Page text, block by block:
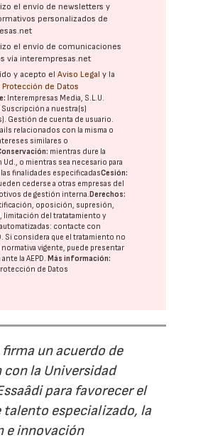
el envío de newsletters y
personalizados de
el envío de comunicaciones
vía interempresas.net
y acepto elAviso Legal y la
Protección de Datos
Interempresas Media, S.L.U.
Suscripción a nuestra(s)
Gestión de cuenta de usuario.
relacionados con la misma o
similares o
mientras dure la
o mientras sea necesario para
las finalidades especificadasCesión:
cederse a otras empresas del
de gestión interna.Derechos:
oposición, supresión,
limitación del tratatamiento y
contacte con
. Si considera que el tratamiento no
normativa vigente, puede presentar
ante laAEPD.Más información:
de Datos
un acuerdo de
la Universidad
para favorecer el
talento especializado, la
e innovación